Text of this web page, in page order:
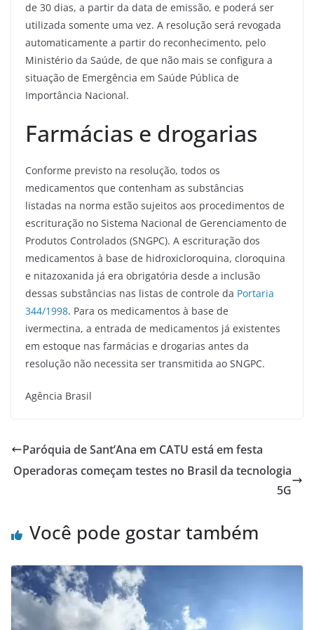
de 30 dias, a partir da data de emissão, e poderá ser
utilizada somente uma vez. A resolução será revogada
automaticamente a partir do reconhecimento, pelo
Ministério da Saúde, de que não mais se configura a
situação de Emergência em Saúde Pública de
Importância Nacional.
Farmácias e drogarias
Conforme previsto na resolução, todos os
medicamentos que contenham as substâncias
listadas na norma estão sujeitos aos procedimentos de
escrituração no Sistema Nacional de Gerenciamento de
Produtos Controlados (SNGPC). A escrituração dos
medicamentos à base de hidroxicloroquina, cloroquina
e nitazoxanida já era obrigatória desde a inclusão
dessas substâncias nas listas de controle da Portaria
344/1998. Para os medicamentos à base de
ivermectina, a entrada de medicamentos já existentes
em estoque nas farmácias e drogarias antes da
resolução não necessita ser transmitida ao SNGPC.
Agência Brasil
Paróquia de Sant’Ana em CATU está em festa
Operadoras começam testes no Brasil da tecnologia
5G
Você pode gostar também